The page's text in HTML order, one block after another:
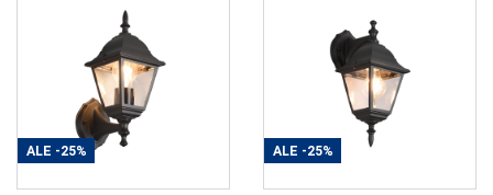
ALE -25% ALE -25%